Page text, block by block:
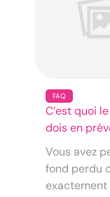
FAQ
C’est quoi
dois en
Vous avez
fond perdu
exactement